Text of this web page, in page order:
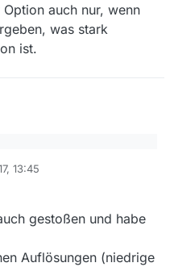
auch nur, wenn
was stark
ist.
und ich würde lieber
herunterzuladen.
der Erinnerung schon
wird sie das halt
vor dem Rechner sitzt. Das
Einzelfall/Ausnahmefall
13:45
gestoßen und habe
Auflösungen (niedrige